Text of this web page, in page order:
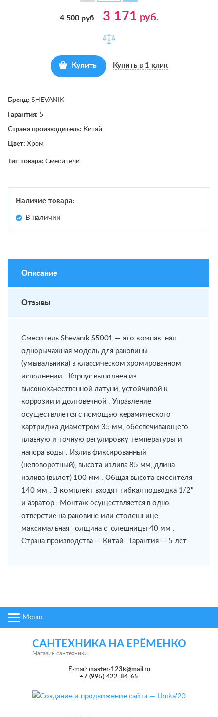
4 500руб. 3 171 руб.
Купить Купить в 1 клик
Бренд: SHEVANIK
Гарантия: 5
Страна производитель: Китай
Цвет: Хром
Тип товара: Смесители
Наличие товара:
В наличии
Описание
Отзывы
Смеситель Shevanik S5001 — это компактная
однорычажная модель для раковины
(умывальника) в классическом хромированном
исполнении . Корпус выполнен из
высококачественной латуни, устойчивой к
коррозии и долговечной . Управление
осуществляется с помощью керамического
картриджа диаметром 35 мм, обеспечивающего
плавную и точную регулировку температуры и
напора воды . Излив фиксированный
(неповоротный), высота излива 85 мм, длина
излива (вылет) 100 мм . Общая высота смесителя
140 мм . В комплект входят гибкая подводка 1/2"
и аэратор . Монтаж осуществляется в одно
отверстие на раковине или столешнице,
максимальная толщина столешницы 40 мм .
Страна производства — Китай . Гарантия — 5 лет
Меню
САНТЕХНИКА НА ЕРЁМЕНКО
Магазин сантехники
E-mail: master-123k@mail.ru
+7 (995) 422-84-65